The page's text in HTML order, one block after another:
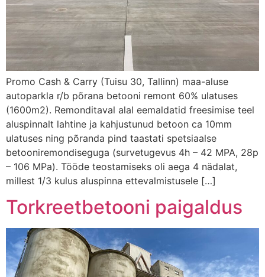
Promo Cash & Carry (Tuisu 30, Tallinn) maa-aluse
autoparkla r/b põrana betooni remont 60% ulatuses
(1600m2). Remonditaval alal eemaldatid freesimise teel
aluspinnalt lahtine ja kahjustunud betoon ca 10mm
ulatuses ning põranda pind taastati spetsiaalse
betooniremondiseguga (survetugevus 4h – 42 MPA, 28p
– 106 MPa). Tööde teostamiseks oli aega 4 nädalat,
millest 1/3 kulus aluspinna ettevalmistusele […]
Torkreetbetooni paigaldus